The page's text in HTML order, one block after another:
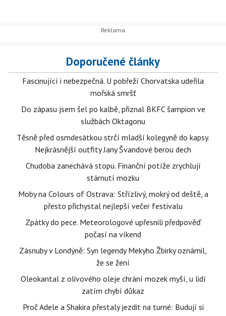
Doporučené články
Fascinující i nebezpečná. U pobřeží Chorvatska udeřila
mořská smršť
Do zápasu jsem šel po kalbě, přiznal BKFC šampion ve
službách Oktagonu
Těsně před osmdesátkou strčí mladší kolegyně do kapsy.
Nejkrásnější outfity Jany Švandové berou dech
Chudoba zanechává stopu. Finanční potíže zrychlují
stárnutí mozku
Moby na Colours of Ostrava: Střízlivý, mokrý od deště, a
přesto přichystal nejlepší večer festivalu
Zpátky do pece. Meteorologové upřesnili předpověď
počasí na víkend
Zásnuby v Londýně: Syn legendy Mekyho Žbirky oznámil,
že se žení
Oleokantal z olivového oleje chrání mozek myší, u lidí
zatím chybí důkaz
Proč Adele a Shakira přestaly jezdit na turné: Budují si